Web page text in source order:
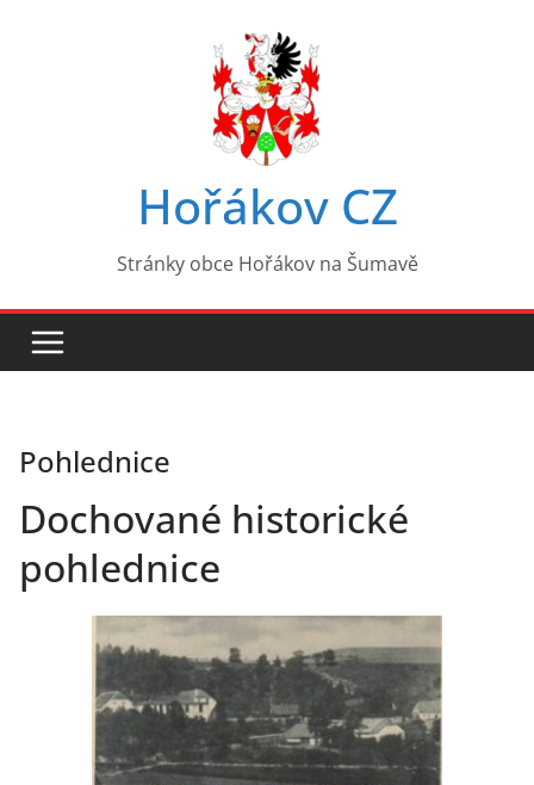
Hořákov CZ
Stránky obce Hořákov na Šumavě
Pohlednice
Dochované historické
pohlednice